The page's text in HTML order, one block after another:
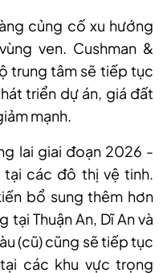
củng cố xu hướng
ven. Cushman &
trung tâm sẽ tiếp tục
triển dự án, giá đất
mạnh.
lai giai đoạn 2026 -
các đô thị vệ tinh.
bổ sung thêm hơn
Thuận An, Dĩ An và
(cũ) cũng sẽ tiếp tục
các khu vực trọng